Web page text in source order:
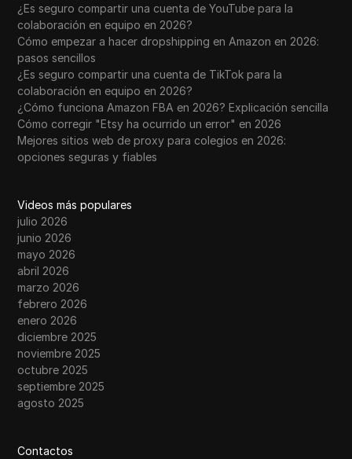
¿Es seguro compartir una cuenta de YouTube para la
colaboración en equipo en 2026?
Cómo empezar a hacer dropshipping en Amazon en 2026:
pasos sencillos
¿Es seguro compartir una cuenta de TikTok para la
colaboración en equipo en 2026?
¿Cómo funciona Amazon FBA en 2026? Explicación sencilla
Cómo corregir "Etsy ha ocurrido un error" en 2026
Mejores sitios web de proxy para colegios en 2026:
opciones seguras y fiables
Videos más populares
julio 2026
junio 2026
mayo 2026
abril 2026
marzo 2026
febrero 2026
enero 2026
diciembre 2025
noviembre 2025
octubre 2025
septiembre 2025
agosto 2025
Contactos